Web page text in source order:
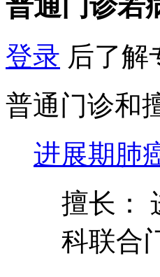
登录 后了解
普通门诊和
进展期肺
擅长：
科联合